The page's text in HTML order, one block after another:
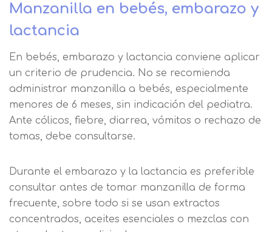
Manzanilla en bebés, embarazo y
lactancia
En bebés, embarazo y lactancia conviene aplicar
un criterio de prudencia. No se recomienda
administrar manzanilla a bebés, especialmente
menores de 6 meses, sin indicación del pediatra.
Ante cólicos, fiebre, diarrea, vómitos o rechazo de
tomas, debe consultarse.
Durante el embarazo y la lactancia es preferible
consultar antes de tomar manzanilla de forma
frecuente, sobre todo si se usan extractos
concentrados, aceites esenciales o mezclas con